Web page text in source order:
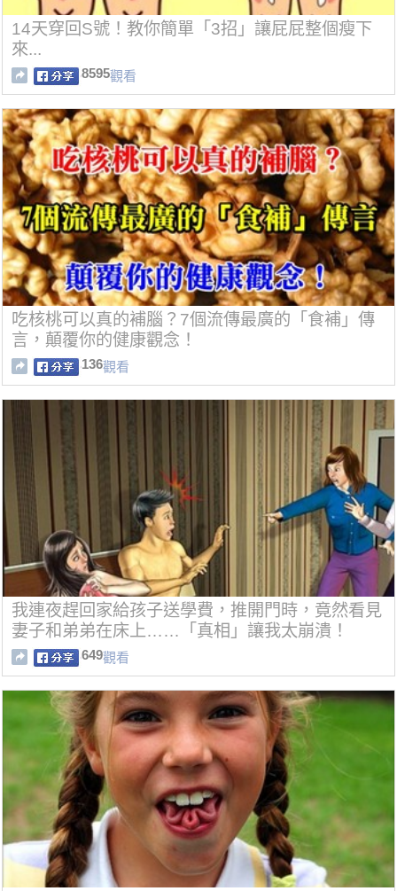
14天穿回S號！教你簡單「3招」讓屁屁整個瘦下
來...
8595觀看
吃核桃可以真的補腦？7個流傳最廣的「食補」傳
言，顛覆你的健康觀念！
136觀看
我連夜趕回家給孩子送學費，推開門時，竟然看見
妻子和弟弟在床上……「真相」讓我太崩潰！
649觀看